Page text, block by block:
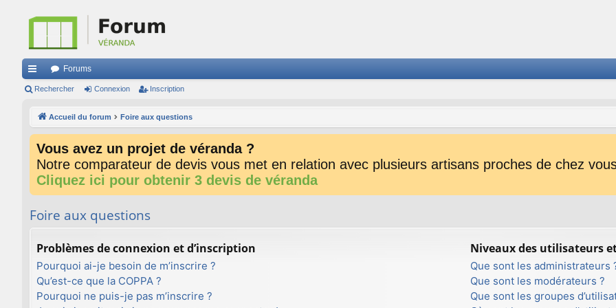
ac
Forums
Rechercher Connexion Inscription
Accueil du forum Foire aux questions
Vous avez un projet de véranda ?
Notre comparateur de devis vous met en relation avec plusieurs artisans proches de chez
Cliquez ici pour obtenir 3 devis de véranda
Foire aux questions
Problèmes de connexion et d’inscription
Pourquoi ai-je besoin de m’inscrire ?
Qu’est-ce que la COPPA ?
Pourquoi ne puis-je pas m’inscrire ?
Niveaux des utilisateurs
Que sont les administrateurs
Que sont les modérateurs ?
Que sont les groupes